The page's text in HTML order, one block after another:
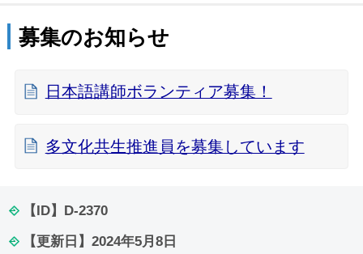
募集のお知らせ
日本語講師ボランティア募集！
多文化共生推進員を募集しています
【ID】 D-2370
【更新日】 2024年5月8日